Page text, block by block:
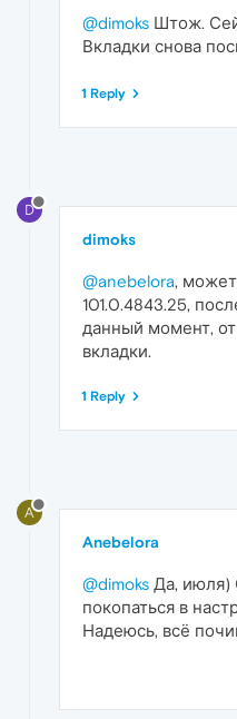
@dimoks Штож.
Вкладки снова
1 Reply
D
dimoks
@anebelora,
101.0.4843.25,
данный момент,
вкладки.
1 Reply
A
Anebelora
@dimoks Да, июля)
покопаться в
Надеюсь, всё